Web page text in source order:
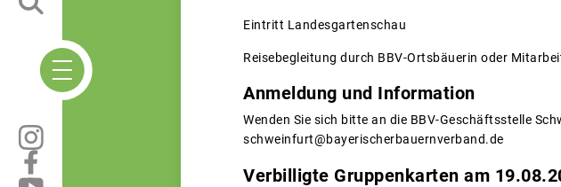
Eintritt Landesgartenschau
Reisebegleitung durch BBV-Ortsbäuerin oder
Anmeldung und Information
Wenden Sie sich bitte an die BBV-Geschäftsstelle
schweinfurt@bayerischerbauernverband.de
Verbilligte Gruppenkarten am